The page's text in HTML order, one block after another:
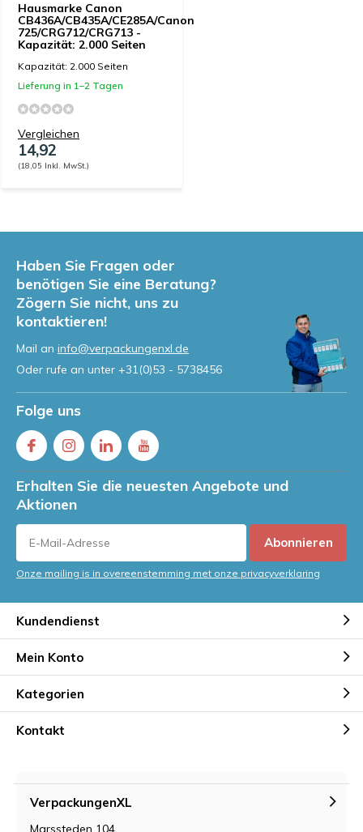
Hausmarke Canon
CB436A/CB435A/CE285A/Canon
725/CRG712/CRG713 -
Kapazität: 2.000 Seiten
Kapazität: 2.000 Seiten
Lieferung in 1–2 Tagen
Vergleichen
14,92
(18,05 Inkl. MwSt.)
Haben Sie Fragen oder
benötigen Sie eine Beratung?
Zögern Sie nicht, uns zu
kontaktieren!
Mail an info@verpackungenxl.de
Oder rufe an unter +31(0)53 - 5738456
Folge uns
Erhalten Sie die neuesten Angebote und
Aktionen
Abonnieren
Onze mailing is in overeenstemming met onze privacyverklaring
Kundendienst
Mein Konto
Kategorien
Kontakt
VerpackungenXL
Marssteden 104